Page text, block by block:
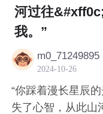
河过往
我。”
m0_71249895
2024-10-26
“你踩着漫长星辰
失了心智，从此山